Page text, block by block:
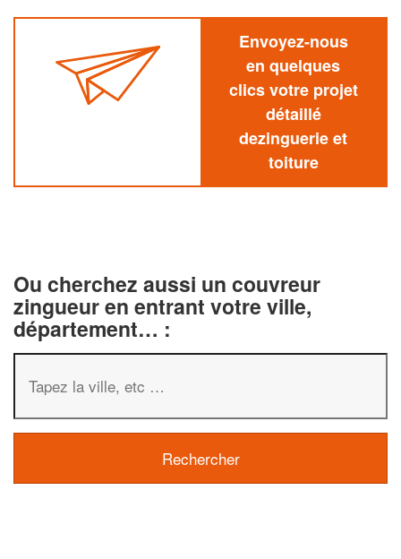
Envoyez-nous
en quelques
clics votre projet
détaillé
dezinguerie et
toiture
Ou cherchez aussi un couvreur
zingueur en entrant votre ville,
département… :